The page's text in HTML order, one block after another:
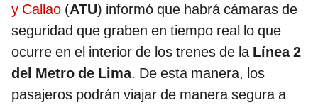
y Callao (ATU) informó que habrá cámaras de
seguridad que graben en tiempo real lo que
ocurre en el interior de los trenes de la Línea 2
del Metro de Lima. De esta manera, los
pasajeros podrán viajar de manera segura a